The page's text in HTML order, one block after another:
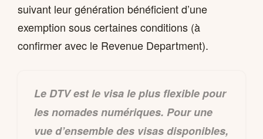
suivant leur génération bénéficient d’une
exemption sous certaines conditions (à
confirmer avec le Revenue Department).
Le DTV est le visa le plus flexible pour
les nomades numériques. Pour une
vue d’ensemble des visas disponibles,